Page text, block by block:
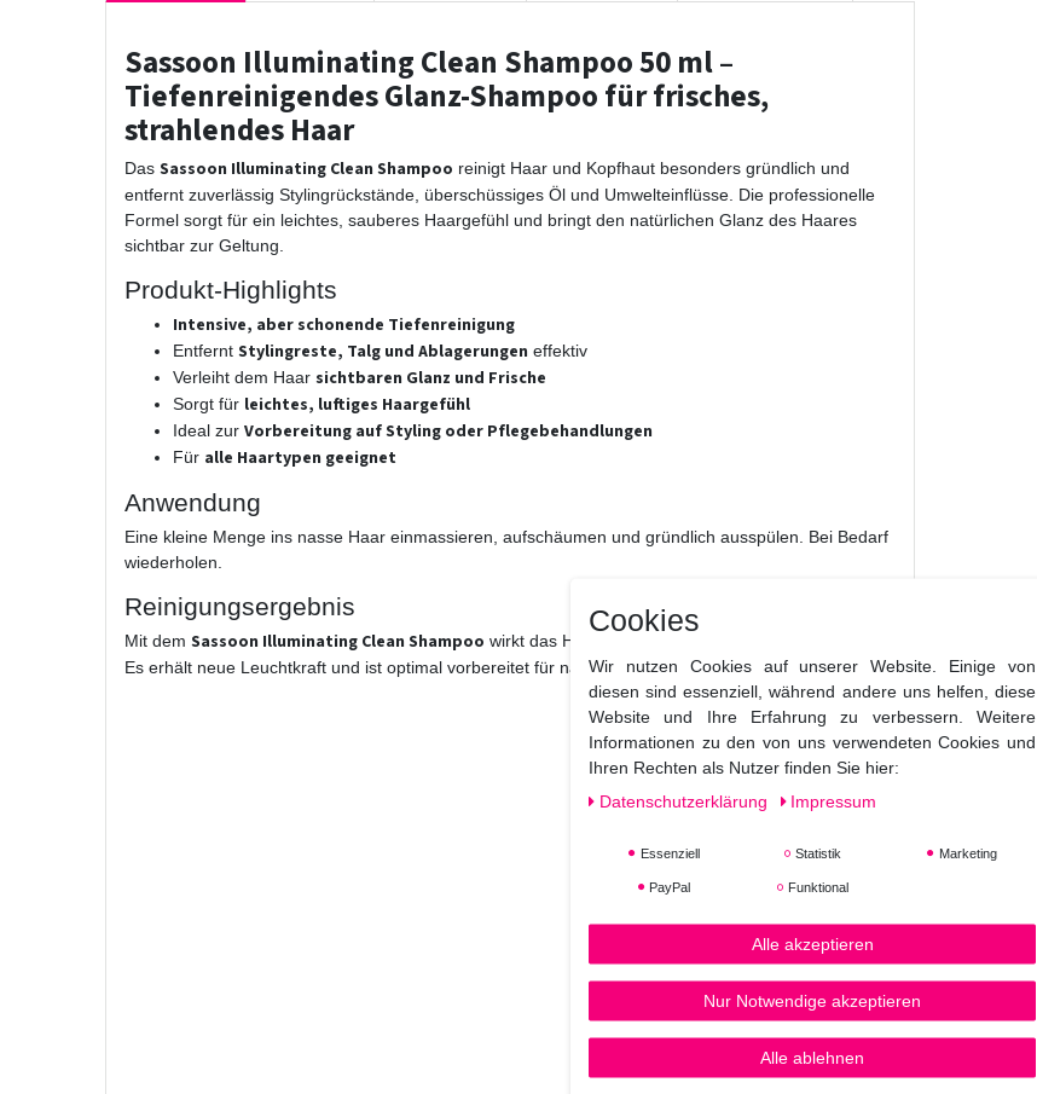
Sassoon Illuminating Clean Shampoo 50 ml –
Tiefenreinigendes Glanz-Shampoo für frisches,
strahlendes Haar
Das Sassoon Illuminating Clean Shampoo reinigt Haar und Kopfhaut besonders gründlich und
entfernt zuverlässig Stylingrückstände, überschüssiges Öl und Umwelteinflüsse. Die professionelle
Formel sorgt für ein leichtes, sauberes Haargefühl und bringt den natürlichen Glanz des Haares
sichtbar zur Geltung.
Produkt-Highlights
Intensive, aber schonende Tiefenreinigung
Entfernt Stylingreste, Talg und Ablagerungen effektiv
Verleiht dem Haar sichtbaren Glanz und Frische
Sorgt für leichtes, luftiges Haargefühl
Ideal zur Vorbereitung auf Styling oder Pflegebehandlungen
Für alle Haartypen geeignet
Anwendung
Eine kleine Menge ins nasse Haar einmassieren, aufschäumen und gründlich ausspülen. Bei Bedarf
wiederholen.
Reinigungsergebnis
Mit dem Sassoon Illuminating Clean Shampoo wirkt das Haar sofort sauber, leicht und revitalisiert.
Es erhält neue Leuchtkraft und ist optimal vorbereitet für nachfolgende Pflege- und Stylingprodukte.
Cookies
Wir nutzen Cookies auf unserer Website. Einige von
diesen sind essenziell, während andere uns helfen, diese
Website und Ihre Erfahrung zu verbessern. Weitere
Informationen zu den von uns verwendeten Cookies und
Ihren Rechten als Nutzer finden Sie hier:
Daten­schutz­erklärung
Impressum
Essenziell Statistik Marketing
PayPal Funktional
Alle akzeptieren
Nur Notwendige akzeptieren
Alle ablehnen